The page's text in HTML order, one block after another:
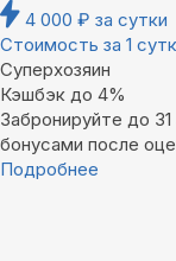
4 000 ₽ за сутки
Стоимость за 1
Суперхозяин
Кэшбэк до 4%
Забронируйте до
бонусами после
Подробнее